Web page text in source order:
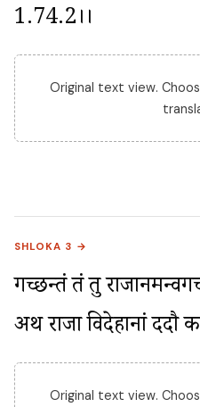
1.74.2।।
Original text view.
SHLOKA 3 →
गच्छन्तं तं तु
अथ राजा विदेहानां ददौ
Original text view.